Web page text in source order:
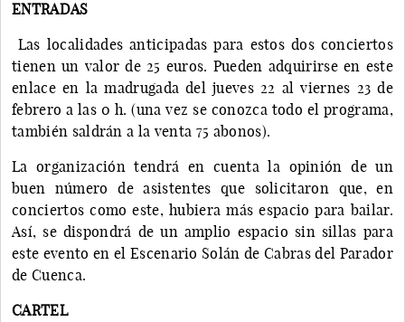
ENTRADAS
Las localidades anticipadas para estos dos conciertos
tienen un valor de 25 euros. Pueden adquirirse en este
enlace en la madrugada del jueves 22 al viernes 23 de
febrero a las 0 h. (una vez se conozca todo el programa,
también saldrán a la venta 75 abonos).
La organización tendrá en cuenta la opinión de un
buen número de asistentes que solicitaron que, en
conciertos como este, hubiera más espacio para bailar.
Así, se dispondrá de un amplio espacio sin sillas para
este evento en el Escenario Solán de Cabras del Parador
de Cuenca.
CARTEL